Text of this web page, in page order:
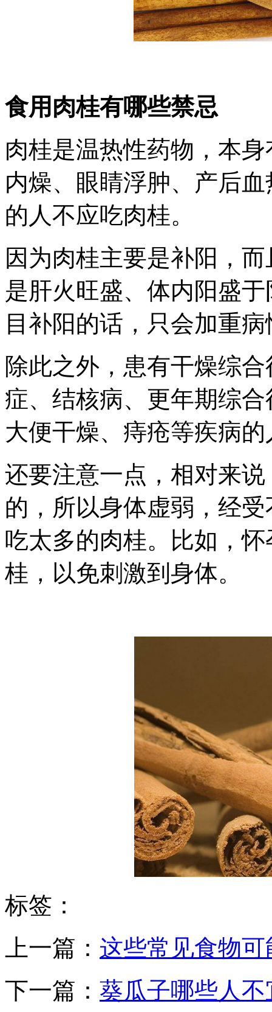
食用肉桂有哪些禁忌
肉桂是温热性药物，本
内燥、眼睛浮肿、产后
的人不应吃肉桂。
因为肉桂主要是补阳，
是肝火旺盛、体内阳盛
目补阳的话，只会加重病
除此之外，患有干燥综
症、结核病、更年期综
大便干燥、痔疮等疾病
还要注意一点，相对来
的，所以身体虚弱，经
吃太多的肉桂。比如，
桂，以免刺激到身体。
标签：
上一篇： 这些常见食物
下一篇： 葵瓜子哪些人